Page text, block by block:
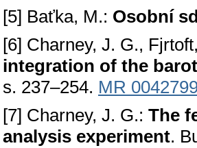
[5] Baťka, M.: Osobní
[6] Charney, J. G.,
integration of the
s. 237–254. MR
[7] Charney, J. G.: The
analysis experiment.